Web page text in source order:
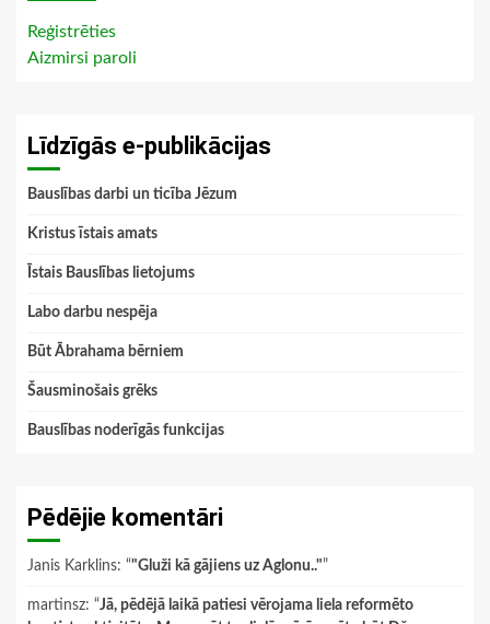
Reģistrēties
Aizmirsi paroli
Līdzīgās e-publikācijas
Bauslības darbi un ticība Jēzum
Kristus īstais amats
Īstais Bauslības lietojums
Labo darbu nespēja
Būt Ābrahama bērniem
Šausminošais grēks
Bauslības noderīgās funkcijas
Pēdējie komentāri
Janis Karklins: “"Gluži kā gājiens uz Aglonu.."”
martinsz: “Jā, pēdējā laikā patiesi vērojama liela reformēto